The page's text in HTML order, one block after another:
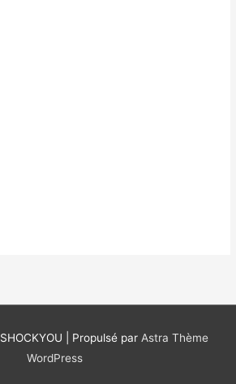
SHOCKYOU | Propulsé par Astra Thème
WordPress